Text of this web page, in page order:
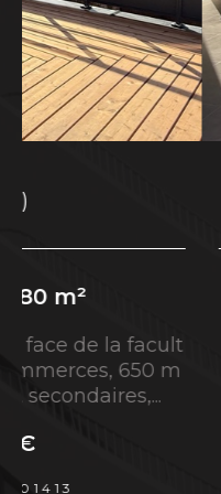
région Occitanie,
Immobilière du Grand
le savoir-faire et
immobiliers.
réputation ? Vous
propriété rapidement à
Services
sa région
Réaliser une
3
LOT n° 5
é Champollion et
des écoles
REF :